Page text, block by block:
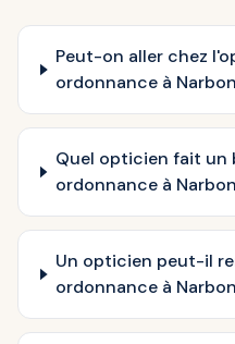
Peut-on aller chez
ordonnance à
Quel opticien fait un
ordonnance à
Un opticien peut-il
ordonnance à